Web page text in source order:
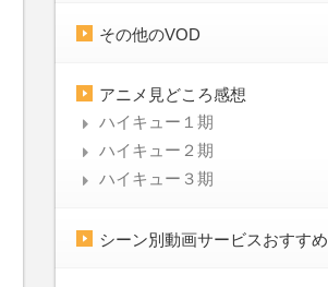
その他のVOD
アニメ見どころ感想
ハイキュー１期
ハイキュー２期
ハイキュー３期
シーン別動画サービスおすすめ